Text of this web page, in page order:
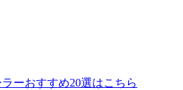
ラーおすすめ20選はこちら